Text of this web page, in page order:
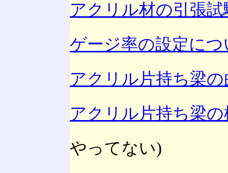
アクリル材の引張試
ゲージ率の設定につ
アクリル片持ち梁
アクリル片持ち梁
やってない)